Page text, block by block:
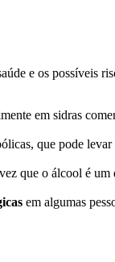
e os possíveis
em sidras
que pode
que o álcool é um
em algumas